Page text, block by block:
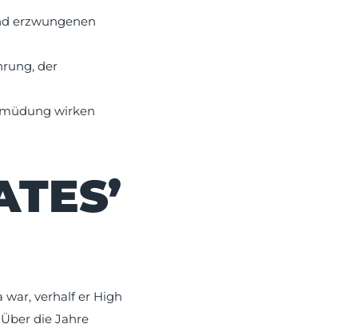
erzwungenen
der
wirken
war, verhalf er High
die Jahre